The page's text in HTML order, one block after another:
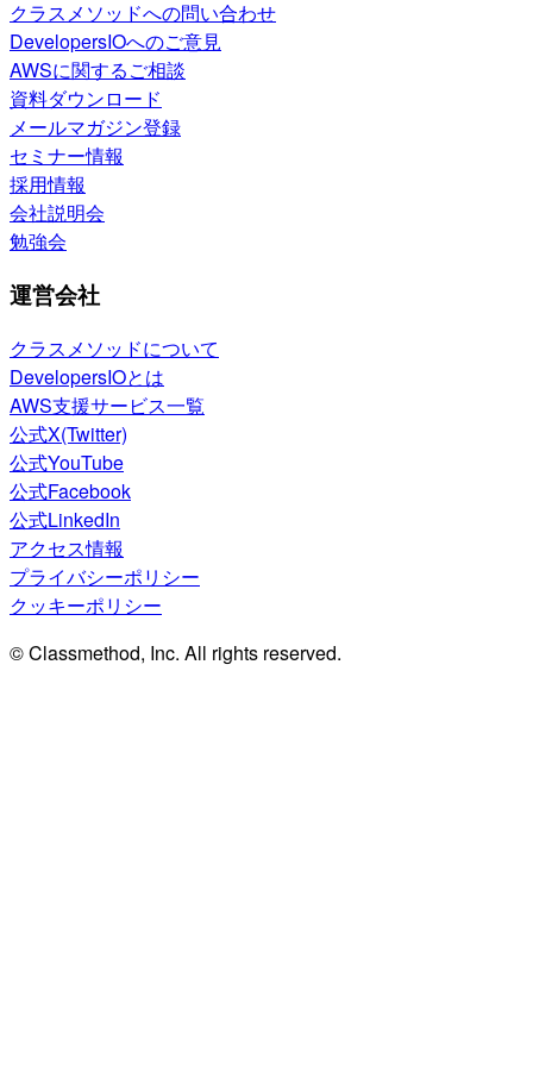
クラスメソッドへの問い合わせ
DevelopersIOへのご意見
AWSに関するご相談
資料ダウンロード
メールマガジン登録
セミナー情報
採用情報
会社説明会
勉強会
運営会社
クラスメソッドについて
DevelopersIOとは
AWS支援サービス一覧
公式X(Twitter)
公式YouTube
公式Facebook
公式LinkedIn
アクセス情報
プライバシーポリシー
クッキーポリシー
© Classmethod, Inc. All rights reserved.